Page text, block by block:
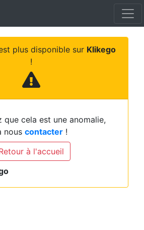
plus disponible sur Klikego
!
que cela est une anomalie,
nous contacter !
à l'accueil